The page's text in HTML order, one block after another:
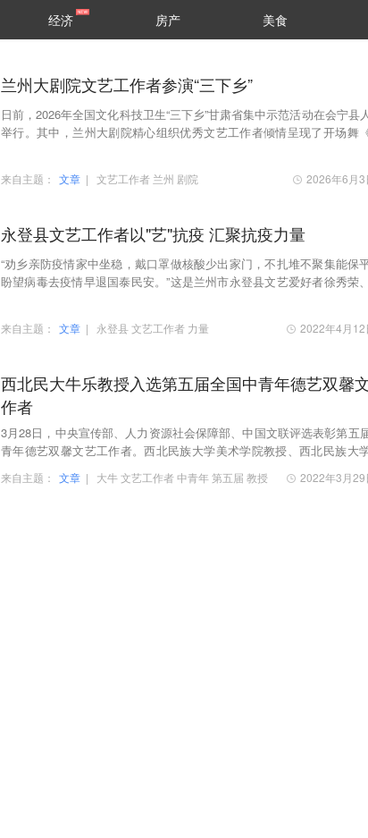
经济 房产 美食
兰州大剧院文艺工作者参演“三下乡”
日前，2026年全国文化科技卫生“三下乡”甘肃省集中示范活动在会宁县
举行。其中，兰州大剧院精心组织优秀文艺工作者倾情呈现了开场舞《
来自主题： 文章 | 文艺工作者 兰州 剧院 2026年6月3
永登县文艺工作者以"艺"抗疫 汇聚抗疫力量
“劝乡亲防疫情家中坐稳，戴口罩做核酸少出家门，不扎堆不聚集能保
盼望病毒去疫情早退国泰民安。”这是兰州市永登县文艺爱好者徐秀荣
来自主题： 文章 | 永登县文艺工作者 力量 2022年4月12
西北民大牛乐教授入选第五届全国中青年德艺双馨
作者
3月28日，中央宣传部、人力资源社会保障部、中国文联评选表彰第五
青年德艺双馨文艺工作者。西北民族大学美术学院教授、西北民族大学
来自主题： 文章 | 大牛文艺工作者中青年第五届 教授 2022年3月29